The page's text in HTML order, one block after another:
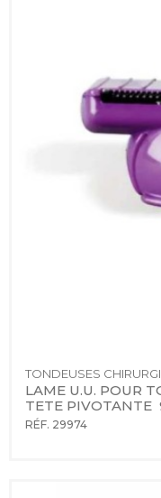
TONDEUSES
LAME U.U. POUR
TETE PIVOTANTE
RÉF. 29974